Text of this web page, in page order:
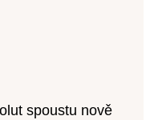
spoustu nově